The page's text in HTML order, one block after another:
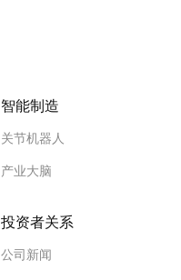
智能制造
关节机器人
产业大脑
投资者关系
公司新闻